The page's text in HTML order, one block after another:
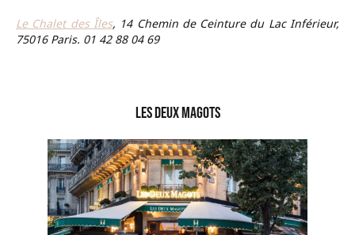
Le Chalet des Îles, 14 Chemin de Ceinture du Lac Inférieur,
75016 Paris. 01 42 88 04 69
Les Deux Magots